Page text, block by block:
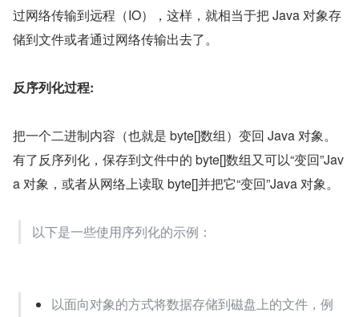
过网络传输到远程（IO），这样，就相当于把 Java 对象存
储到文件或者通过网络传输出去了。
反序列化过程:
把一个二进制内容（也就是 byte[]数组）变回 Java 对象。
有了反序列化，保存到文件中的 byte[]数组又可以“变回”Jav
a 对象，或者从网络上读取 byte[]并把它“变回”Java 对象。
以下是一些使用序列化的示例：
以面向对象的方式将数据存储到磁盘上的文件，例